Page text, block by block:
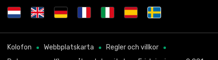
Kolofon Webbplatskarta
Regler och villkor